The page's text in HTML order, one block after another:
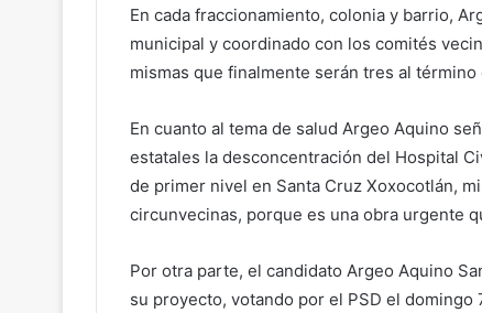
En cada fraccionamiento, colonia y barrio,
municipal y coordinado con los comités
mismas que finalmente serán tres al
En cuanto al tema de salud Argeo Aquino
estatales la desconcentración del Hospital
de primer nivel en Santa Cruz Xoxocotlán,
circunvecinas, porque es una obra urgente
Por otra parte, el candidato Argeo Aquino
su proyecto, votando por el PSD el